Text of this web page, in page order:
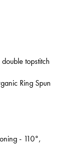
topstitch
Ring Spun
- 110°,